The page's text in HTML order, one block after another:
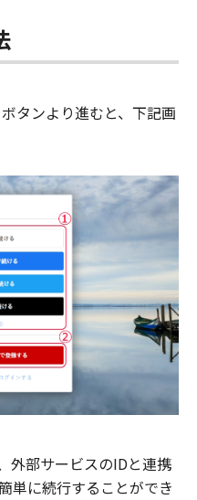
タンより進むと、下記画
外部サービスのIDと連携
単に続行することができ